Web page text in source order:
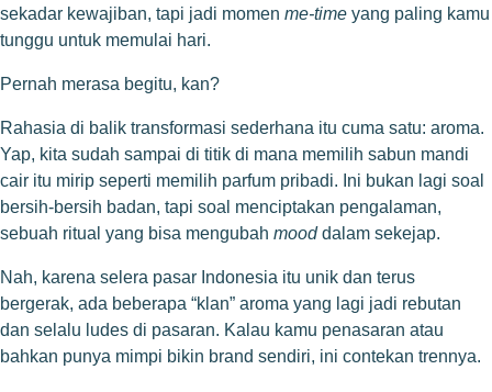
sekadar kewajiban, tapi jadi momen me-time yang paling kamu
tunggu untuk memulai hari.
Pernah merasa begitu, kan?
Rahasia di balik transformasi sederhana itu cuma satu: aroma.
Yap, kita sudah sampai di titik di mana memilih sabun mandi
cair itu mirip seperti memilih parfum pribadi. Ini bukan lagi soal
bersih-bersih badan, tapi soal menciptakan pengalaman,
sebuah ritual yang bisa mengubah mooddalam sekejap.
Nah, karena selera pasar Indonesia itu unik dan terus
bergerak, ada beberapa “klan” aroma yang lagi jadi rebutan
dan selalu ludes di pasaran. Kalau kamu penasaran atau
bahkan punya mimpi bikin brand sendiri, ini contekan trennya.